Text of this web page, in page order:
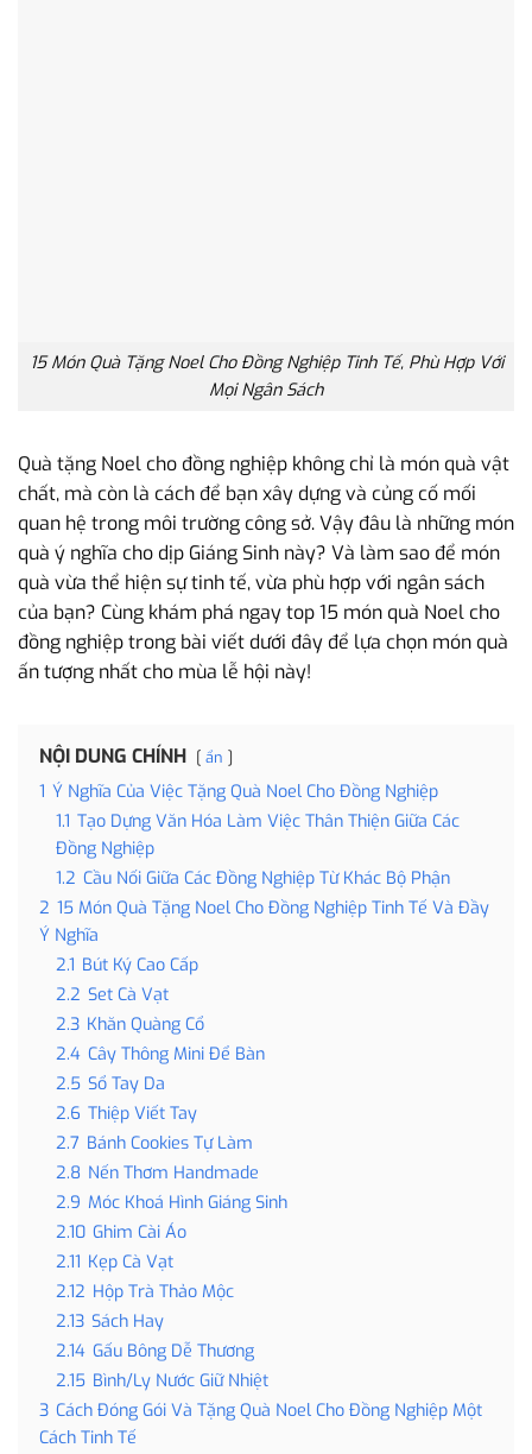
15 Món Quà Tặng Noel Cho Đồng Nghiệp Tinh Tế, Phù Hợp Với
Mọi Ngân Sách
Quà tặng Noel cho đồng nghiệp không chỉ là món quà vật
chất, mà còn là cách để bạn xây dựng và củng cố mối
quan hệ trong môi trường công sở. Vậy đâu là những món
quà ý nghĩa cho dịp Giáng Sinh này? Và làm sao để món
quà vừa thể hiện sự tinh tế, vừa phù hợp với ngân sách
của bạn? Cùng khám phá ngay top 15 món quà Noel cho
đồng nghiệp trong bài viết dưới đây để lựa chọn món quà
ấn tượng nhất cho mùa lễ hội này!
NỘI DUNG CHÍNH ẩn
1 Ý Nghĩa Của Việc Tặng Quà Noel Cho Đồng Nghiệp
1.1 Tạo Dựng Văn Hóa Làm Việc Thân Thiện Giữa Các
Đồng Nghiệp
1.2 Cầu Nối Giữa Các Đồng Nghiệp Từ Khác Bộ Phận
2 15 Món Quà Tặng Noel Cho Đồng Nghiệp Tinh Tế Và Đầy
Ý Nghĩa
2.1 Bút Ký Cao Cấp
2.2 Set Cà Vạt
2.3 Khăn Quàng Cổ
2.4 Cây Thông Mini Để Bàn
2.5 Sổ Tay Da
2.6 Thiệp Viết Tay
2.7 Bánh Cookies Tự Làm
2.8 Nến Thơm Handmade
2.9 Móc Khoá Hình Giáng Sinh
2.10 Ghim Cài Áo
2.11 Kẹp Cà Vạt
2.12 Hộp Trà Thảo Mộc
2.13 Sách Hay
2.14 Gấu Bông Dễ Thương
2.15 Bình/Ly Nước Giữ Nhiệt
3 Cách Đóng Gói Và Tặng Quà Noel Cho Đồng Nghiệp Một
Cách Tinh Tế